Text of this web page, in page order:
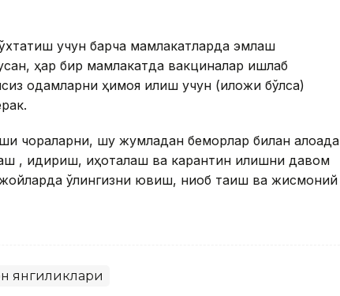
учун барча мамлакатларда эмлаш
ҳар бир мамлакатда вакциналар ишлаб
одамларни ҳимоя қилиш учун (иложи бўлса)
чораларни, шу жумладан беморлар билан алоқада
, қидириш, иҳоталаш ва карантин қилишни давом
қўлингизни ювиш, ниқоб тақиш ва жисмоний
янгиликлари